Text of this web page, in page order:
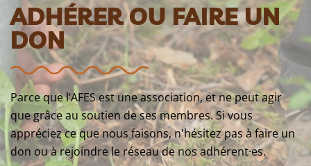
ADHÉRER OU FAIRE UN
DON
Parce que l’AFES est une association, et ne peut agir
que grâce au soutien de ses membres. Si vous
appréciez ce que nous faisons, n'hésitez pas à faire un
don ou à rejoindre le réseau de nos adhérent·es.